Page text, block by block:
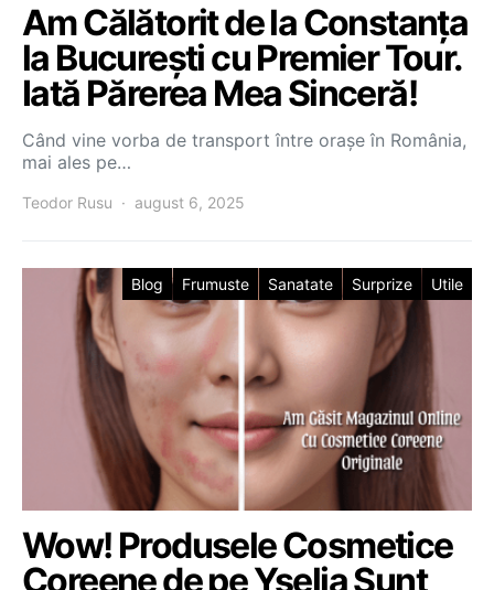
Am Călătorit de la Constanța
la București cu Premier Tour.
Iată Părerea Mea Sinceră!
Când vine vorba de transport între orașe în România,
mai ales pe…
Teodor Rusu august 6, 2025
Blog Frumuste Sanatate Surprize Utile
Wow! Produsele Cosmetice
Coreene de pe Yselia Sunt